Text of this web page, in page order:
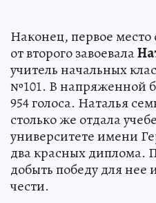
Наконец, первое
от второго завоевала
учитель начальных
№101. В напряженной
954 голоса. Наталья
столько же отдала
университете имени
два красных диплома.
добыть победу для нее
чести.